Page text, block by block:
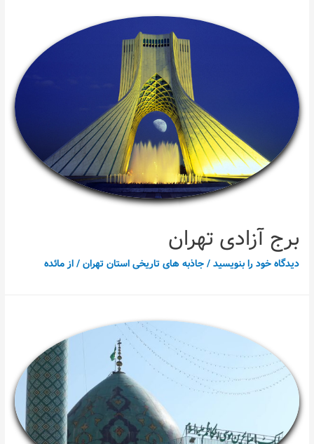
برج آزادی تهران
دیدگاه‌ خود را بنویسید/جاذبه های تاریخی استان تهران/ ازمائده